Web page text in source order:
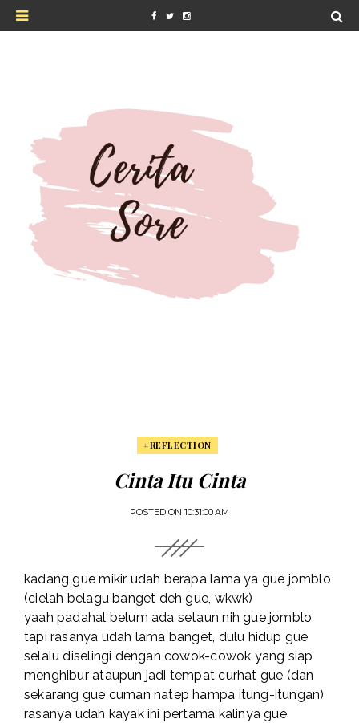
#REFLECTION
Cinta Itu Cinta
POSTED ON 10:31:00 AM
kadang gue mikir udah berapa lama ya gue jomblo
(cielah belagu banget deh gue, wkwk)
yaah padahal belum ada setaun nih gue jomblo
tapi rasanya udah lama banget, dulu hidup gue
selalu diselingi dengan cowok-cowok yang siap
menghibur ataupun jadi tempat curhat gue (dan
sekarang gue cuman natep hampa itung-itungan)
rasanya udah kayak ini pertama kalinya gue